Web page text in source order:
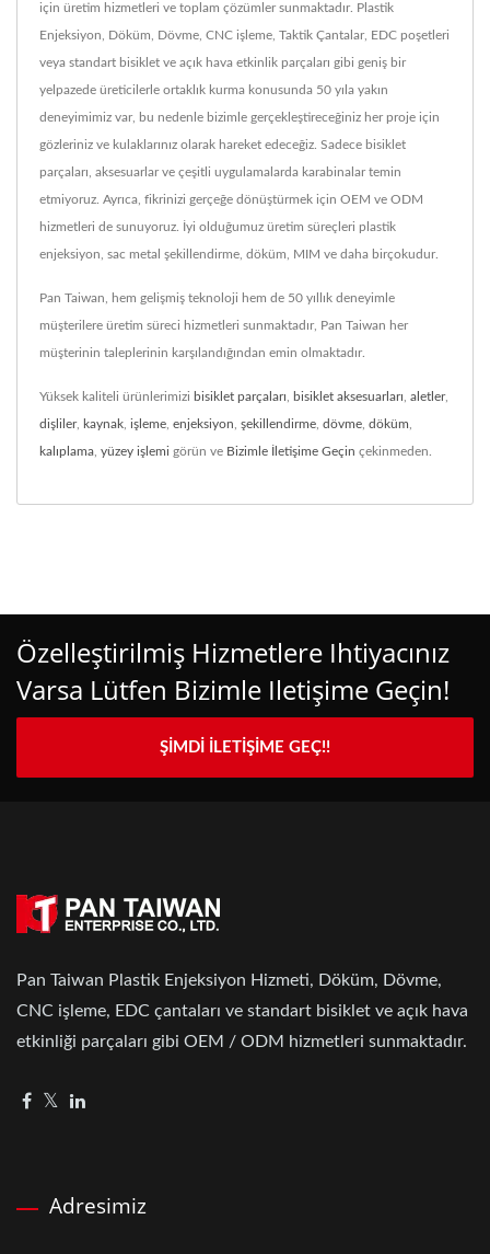
için üretim hizmetleri ve toplam çözümler sunmaktadır. Plastik
Enjeksiyon, Döküm, Dövme, CNC işleme, Taktik Çantalar, EDC poşetleri
veya standart bisiklet ve açık hava etkinlik parçaları gibi geniş bir
yelpazede üreticilerle ortaklık kurma konusunda 50 yıla yakın
deneyimimiz var, bu nedenle bizimle gerçekleştireceğiniz her proje için
gözleriniz ve kulaklarınız olarak hareket edeceğiz. Sadece bisiklet
parçaları, aksesuarlar ve çeşitli uygulamalarda karabinalar temin
etmiyoruz. Ayrıca, fikrinizi gerçeğe dönüştürmek için OEM ve ODM
hizmetleri de sunuyoruz. İyi olduğumuz üretim süreçleri plastik
enjeksiyon, sac metal şekillendirme, döküm, MIM ve daha birçokudur.
Pan Taiwan, hem gelişmiş teknoloji hem de 50 yıllık deneyimle
müşterilere üretim süreci hizmetleri sunmaktadır, Pan Taiwan her
müşterinin taleplerinin karşılandığından emin olmaktadır.
Yüksek kaliteli ürünlerimizi bisiklet parçaları, bisiklet aksesuarları, aletler,
dişliler, kaynak, işleme, enjeksiyon, şekillendirme, dövme, döküm,
kalıplama, yüzey işlemi görün ve Bizimle İletişime Geçin çekinmeden.
Özelleştirilmiş Hizmetlere Ihtiyacınız
Varsa Lütfen Bizimle Iletişime Geçin!
ŞIMDI İLETIŞIME GEÇ!!
Pan Taiwan Plastik Enjeksiyon Hizmeti, Döküm, Dövme,
CNC işleme, EDC çantaları ve standart bisiklet ve açık hava
etkinliği parçaları gibi OEM / ODM hizmetleri sunmaktadır.
Adresimiz